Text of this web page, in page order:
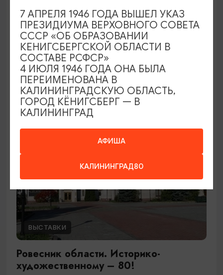
Семейный клуб выходного дня в
Морском выставочном центре
19.07.2026 - 30.08.2026, СБ 12:00, 13:00
Светлогорск, Морской выставочный центр г.
Светлогорск
ВЫСТАВКИ
Ровесник области. Историко-
художественному – 80!
АФИША
КАЛИНИНГРАД80
7 АПРЕЛЯ 1946 ГОДА ВЫШЕЛ УКАЗ
ПРЕЗИДИУМА ВЕРХОВНОГО СОВЕТА
СССР «ОБ ОБРАЗОВАНИИ
КЕНИГСБЕРГСКОЙ ОБЛАСТИ В
СОСТАВЕ РСФСР»
4 ИЮЛЯ 1946 ГОДА ОНА БЫЛА
ПЕРЕИМЕНОВАНА В
КАЛИНИНГРАДСКУЮ ОБЛАСТЬ,
ГОРОД КЁНИГСБЕРГ — В
КАЛИНИНГРАД